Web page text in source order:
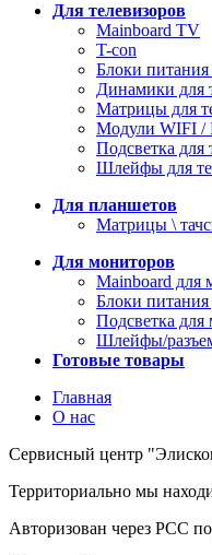
Для телевизоров
Mainboard TV
T-con
Блоки
Динамики для
Матрицы для
Модули WIFI /
Подсветка для
Шлейфы для
Для планшетов
Матрицы \
Для мониторов
Mainboard для
Блоки
Подсветка для
Шлейфы/
Готовые товары
Главная
О нас
Сервисный центр
Территориально мы
Авторизован через РСС